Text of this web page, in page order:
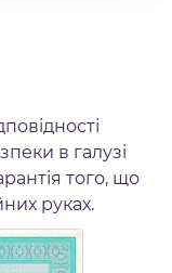
в галузі
того, що
руках.